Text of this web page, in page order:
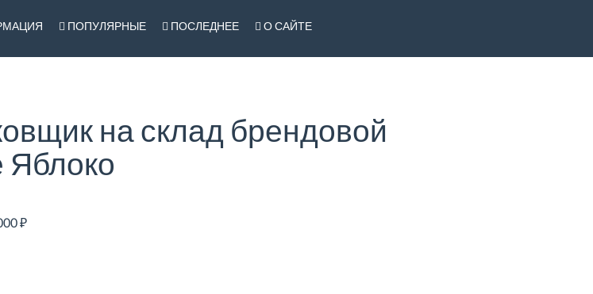
ПОПУЛЯРНЫЕ ПОСЛЕДНЕЕ О САЙТЕ
на склад брендовой
₽